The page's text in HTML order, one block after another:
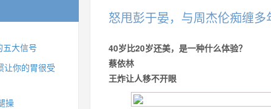
怒甩彭于晏，与周杰伦痴缠多
40岁比20岁还美，是一种什么体验？
蔡依林
王炸让人移不开眼
大信号
让你的胃很受
操